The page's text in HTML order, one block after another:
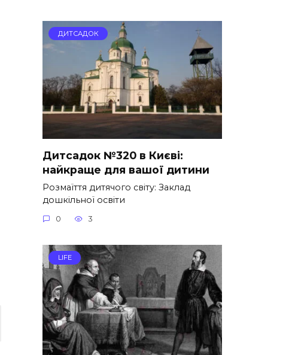
ДИТСАДОК
Дитсадок №320 в Києві:
найкраще для вашої дитини
Розмаїття дитячого світу: Заклад
дошкільної освіти
0 3
LIFE